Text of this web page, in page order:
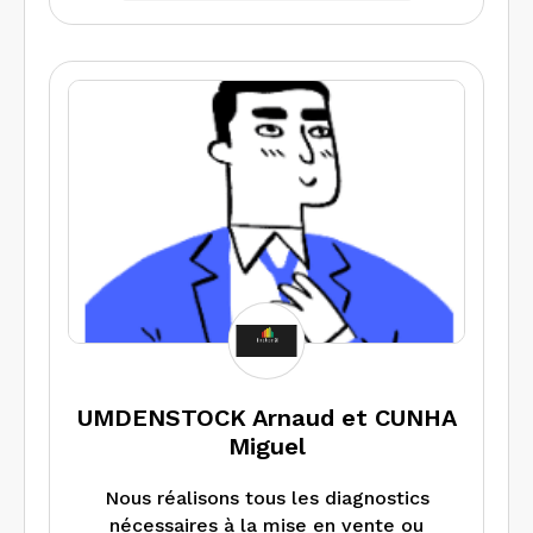
l’installation intérieure d’électricité et
de gaz. Nous pouvons également
réaliser un audit énergétique lorsque la
réglementation en dispose.
UMDENSTOCK Arnaud et CUNHA
Miguel
Nous réalisons tous les diagnostics
nécessaires à la mise en vente ou